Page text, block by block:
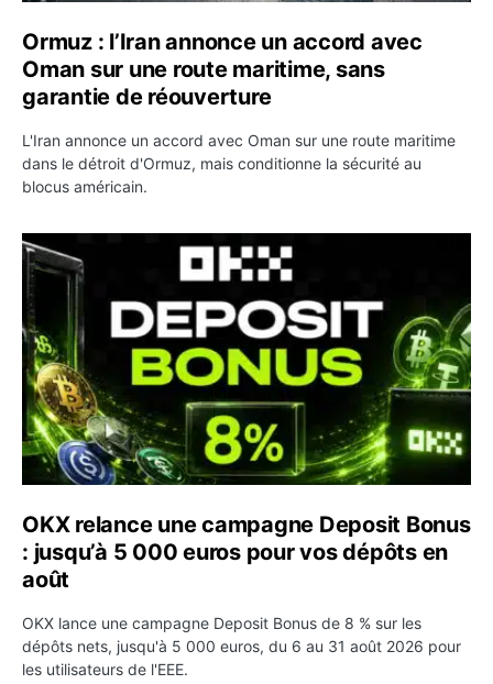
Ormuz : l’Iran annonce un accord avec
Oman sur une route maritime, sans
garantie de réouverture
L'Iran annonce un accord avec Oman sur une route maritime
dans le détroit d'Ormuz, mais conditionne la sécurité au
blocus américain.
OKX relance une campagne Deposit Bonus : jusqu’à 5
OKX relance une campagne Deposit Bonus
: jusqu’à 5 000 euros pour vos dépôts en
août
OKX lance une campagne Deposit Bonus de 8 % sur les
dépôts nets, jusqu'à 5 000 euros, du 6 au 31 août 2026 pour
les utilisateurs de l'EEE.